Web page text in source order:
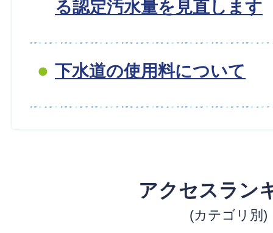
る認定汚水量を見直します
下水道の使用料について
アクセスラン
(カテゴリ別)